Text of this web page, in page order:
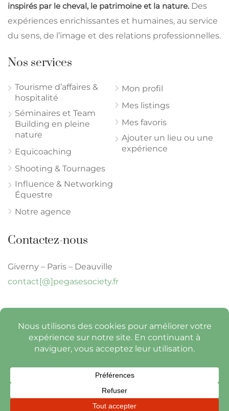
inspirés par le cheval, le patrimoine et la nature. Des
expériences enrichissantes et humaines, au service
du sens, de l’image et des relations professionnelles.
Nos services
Tourisme d’affaires &
hospitalité
Séminaires et Team
Building en pleine
nature
Equicoaching
Shooting & Tournages
Influence & Networking
Équestre
Notre agence
Mon profil
Mes listings
Mes favoris
Ajouter un lieu ou une
expérience
Contactez-nous
Giverny – Paris – Deauville
contact[@]pegasesociety.fr
© Pégase Society 2026 -
Tous droits réservés